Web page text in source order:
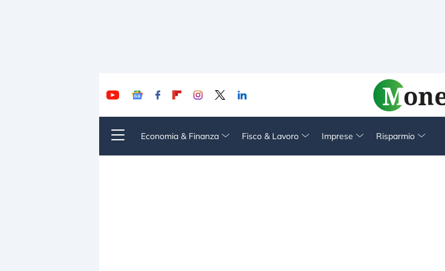
Economia & Finanza Fisco & Lavoro Imprese Risparmio